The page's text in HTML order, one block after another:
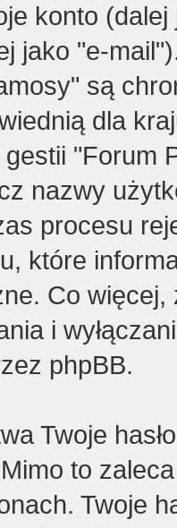
konto
jako "e-
są
dla
"Forum
nazwy
procesu
które
Co
i
phpBB.
Twoje
to
Twoje